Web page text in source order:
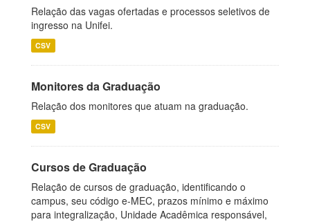
Relação das vagas ofertadas e processos seletivos de
ingresso na Unifei.
CSV
Monitores da Graduação
Relação dos monitores que atuam na graduação.
CSV
Cursos de Graduação
Relação de cursos de graduação, identificando o
campus, seu código e-MEC, prazos mínimo e máximo
para integralização, Unidade Acadêmica responsável,